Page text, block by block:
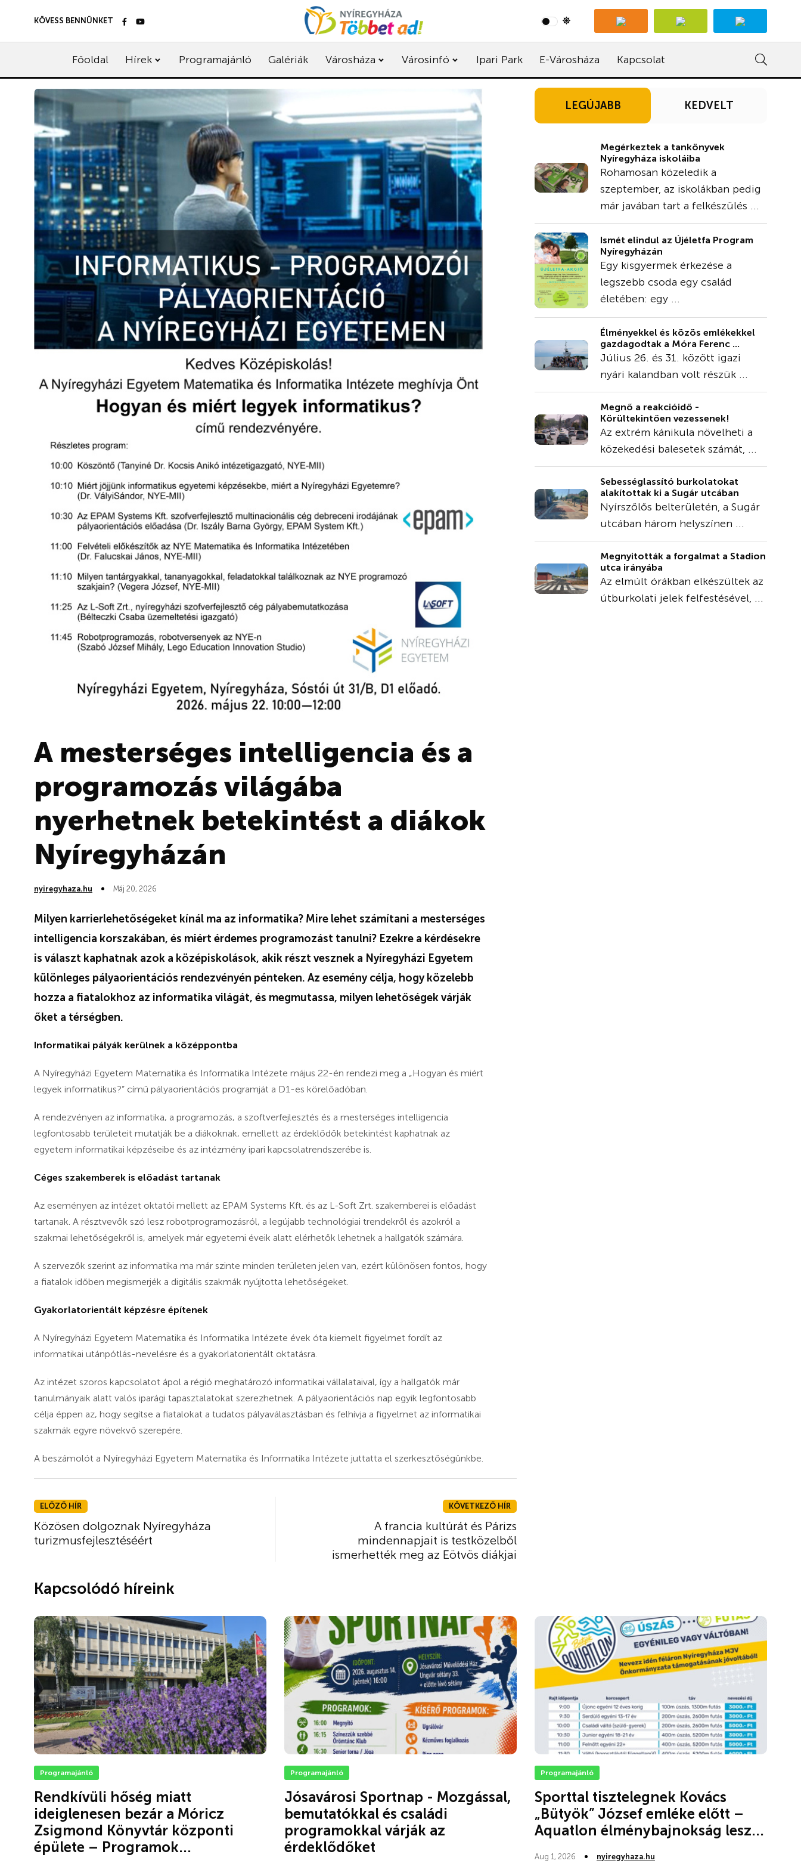
KÖVESS BENNÜNKET
Főoldal Hírek Programajánló Galériák Városháza Városinfó Ipari Park E-Városháza Kapcsolat
A mesterséges intelligencia és a
programozás világába
nyerhetnek betekintést a diákok
Nyíregyházán
nyiregyhaza.hu Máj 20, 2026
Milyen karrierlehetőségeket kínál ma az informatika? Mire lehet számítani a mesterséges
intelligencia korszakában, és miért érdemes programozást tanulni? Ezekre a kérdésekre
is választ kaphatnak azok a középiskolások, akik részt vesznek a Nyíregyházi Egyetem
különleges pályaorientációs rendezvényén pénteken. Az esemény célja, hogy közelebb
hozza a fiatalokhoz az informatika világát, és megmutassa, milyen lehetőségek várják
őket a térségben.
Informatikai pályák kerülnek a középpontba
A Nyíregyházi Egyetem Matematika és Informatika Intézete május 22-én rendezi meg a „Hogyan és miért
legyek informatikus?” című pályaorientációs programját a D1-es körelőadóban.
A rendezvényen az informatika, a programozás, a szoftverfejlesztés és a mesterséges intelligencia
legfontosabb területeit mutatják be a diákoknak, emellett az érdeklődők betekintést kaphatnak az
egyetem informatikai képzéseibe és az intézmény ipari kapcsolatrendszerébe is.
Céges szakemberek is előadást tartanak
Az eseményen az intézet oktatói mellett az EPAM Systems Kft. és az L-Soft Zrt. szakemberei is előadást
tartanak. A résztvevők szó lesz robotprogramozásról, a legújabb technológiai trendekről és azokról a
szakmai lehetőségekről is, amelyek már egyetemi éveik alatt elérhetők lehetnek a hallgatók számára.
A szervezők szerint az informatika ma már szinte minden területen jelen van, ezért különösen fontos, hogy
a fiatalok időben megismerjék a digitális szakmák nyújtotta lehetőségeket.
Gyakorlatorientált képzésre építenek
A Nyíregyházi Egyetem Matematika és Informatika Intézete évek óta kiemelt figyelmet fordít az
informatikai utánpótlás-nevelésre és a gyakorlatorientált oktatásra.
Az intézet szoros kapcsolatot ápol a régió meghatározó informatikai vállalataival, így a hallgatók már
tanulmányaik alatt valós iparági tapasztalatokat szerezhetnek. A pályaorientációs nap egyik legfontosabb
célja éppen az, hogy segítse a fiatalokat a tudatos pályaválasztásban és felhívja a figyelmet az informatikai
szakmák egyre növekvő szerepére.
A beszámolót a Nyíregyházi Egyetem Matematika és Informatika Intézete juttatta el szerkesztőségünkbe.
ELŐZŐ HÍR
Közösen dolgoznak Nyíregyháza
turizmusfejlesztéséért
KÖVETKEZŐ HÍR
A francia kultúrát és Párizs
mindennapjait is testközelből
ismerhették meg az Eötvös diákjai
LEGÚJABB KEDVELT
Megérkeztek a tankönyvek
Nyíregyháza iskoláiba
Rohamosan közeledik a
szeptember, az iskolákban pedig
már javában tart a felkészülés ...
Ismét elindul az Újéletfa Program
Nyíregyházán
Egy kisgyermek érkezése a
legszebb csoda egy család
életében: egy ...
Élményekkel és közös emlékekkel
gazdagodtak a Móra Ferenc ...
Július 26. és 31. között igazi
nyári kalandban volt részük ...
Megnő a reakcióidő -
Körültekintően vezessenek!
Az extrém kánikula növelheti a
közekedési balesetek számát, ...
Sebességlassító burkolatokat
alakítottak ki a Sugár utcában
Nyírszőlős belterületén, a Sugár
utcában három helyszínen ...
Megnyitották a forgalmat a Stadion
utca irányába
Az elmúlt órákban elkészültek az
útburkolati jelek felfestésével, ...
Kapcsolódó híreink
Programajánló
Rendkívüli hőség miatt
ideiglenesen bezár a Móricz
Zsigmond Könyvtár központi
épülete – Programok...
Programajánló
Jósavárosi Sportnap - Mozgással,
bemutatókkal és családi
programokkal várják az
érdeklődőket
Programajánló
Sporttal tisztelegnek Kovács
„Bütyök” József emléke előtt –
Aquatlon élménybajnokság lesz...
Aug 1, 2026 nyiregyhaza.hu